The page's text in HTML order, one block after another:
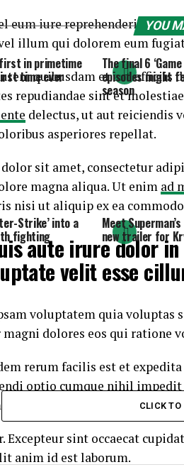
eum iure reprehenderit qui
illum qui dolorem eum
quibusdam et aut officiis
repudiandae sint et
delectus, ut aut reiciendis
asperiores repellat.
sit amet, consectetur
magna aliqua. Ut enim ad
nisi ut aliquip ex ea
aute irure dolor
velit esse
voluptatem quia voluptas
magni dolores eos qui ratione
rerum facilis est et
optio cumque nihil impedit
voluptas assumenda est,
Excepteur sint occaecat
anim id est laborum.
YOU
in primetime
time ever
The final 6
episodes might
season
Strike’ into a
fighting
Meet
new trailer for
CLICK